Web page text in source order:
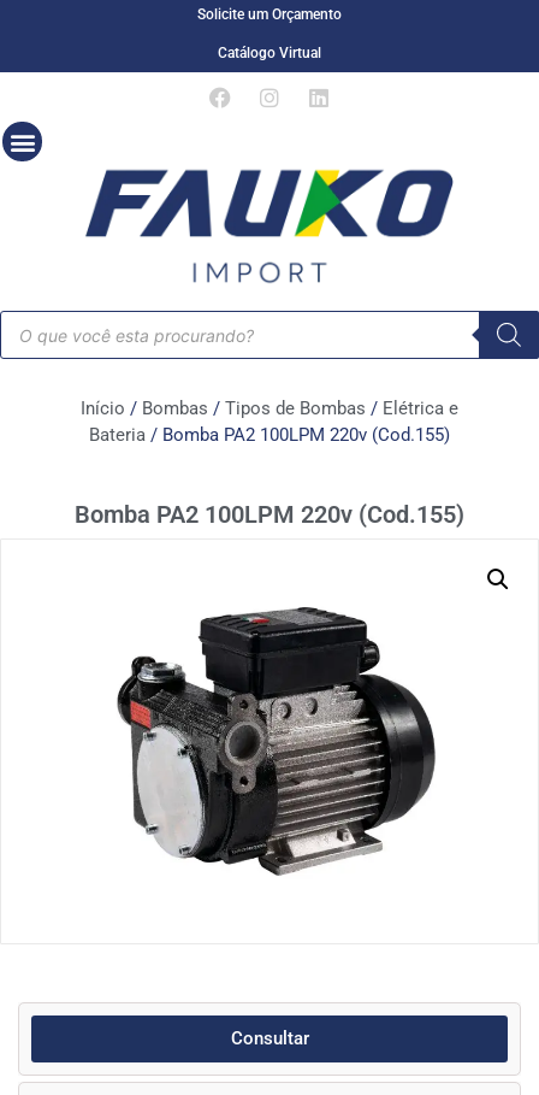
Solicite um Orçamento
Catálogo Virtual
Início / Bombas / Tipos de Bombas / Elétrica e
Bateria / Bomba PA2 100LPM 220v (Cod.155)
Bomba PA2 100LPM 220v (Cod.155)
Consultar